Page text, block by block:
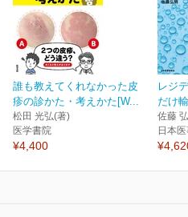
誰も教えてくれなかった皮
疹の診かた・考えかた[W...
松田 光弘(著)
医学書院
¥4,400
レジ
だけ
佐藤
日本